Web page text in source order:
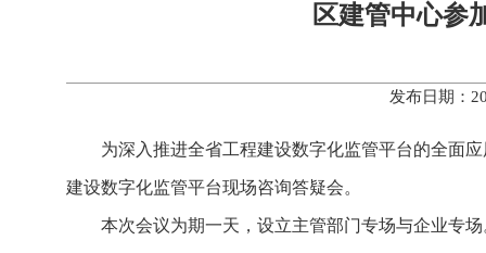
区建管中心参
发布日期：
为深入推进全省工程建设数字化监管平台的全面
建设数字化监管平台现场咨询答疑会。
本次会议为期一天，设立主管部门专场与企业专